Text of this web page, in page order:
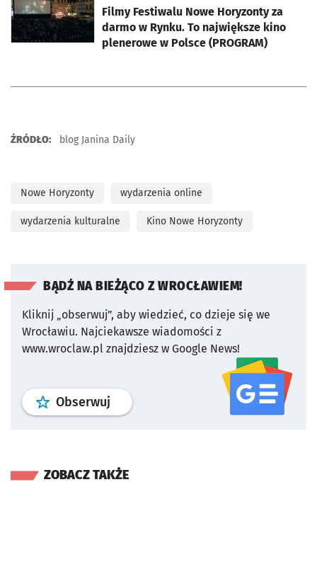
Filmy Festiwalu Nowe Horyzonty za
darmo w Rynku. To największe kino
plenerowe w Polsce (PROGRAM)
ŹRÓDŁO: blog Janina Daily
Nowe Horyzonty wydarzenia online
wydarzenia kulturalne Kino Nowe Horyzonty
BĄDŹ NA BIEŻĄCO Z WROCŁAWIEM!
Kliknij „obserwuj”, aby wiedzieć, co dzieje się we
Wrocławiu. Najciekawsze wiadomości z
www.wroclaw.pl znajdziesz w Google News!
Obserwuj profil serwisu
ZOBACZ TAKŻE